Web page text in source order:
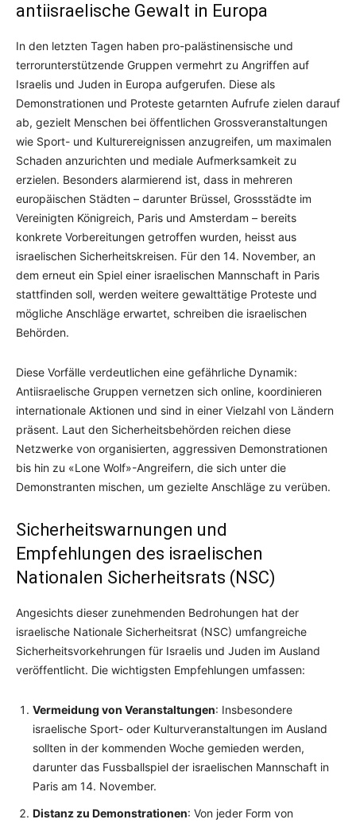
antiisraelische Gewalt in Europa
In den letzten Tagen haben pro-palästinensische und
terrorunterstützende Gruppen vermehrt zu Angriffen auf
Israelis und Juden in Europa aufgerufen. Diese als
Demonstrationen und Proteste getarnten Aufrufe zielen darauf
ab, gezielt Menschen bei öffentlichen Grossveranstaltungen
wie Sport- und Kulturereignissen anzugreifen, um maximalen
Schaden anzurichten und mediale Aufmerksamkeit zu
erzielen. Besonders alarmierend ist, dass in mehreren
europäischen Städten – darunter Brüssel, Grossstädte im
Vereinigten Königreich, Paris und Amsterdam – bereits
konkrete Vorbereitungen getroffen wurden, heisst aus
israelischen Sicherheitskreisen. Für den 14. November, an
dem erneut ein Spiel einer israelischen Mannschaft in Paris
stattfinden soll, werden weitere gewalttätige Proteste und
mögliche Anschläge erwartet, schreiben die israelischen
Behörden.
Diese Vorfälle verdeutlichen eine gefährliche Dynamik:
Antiisraelische Gruppen vernetzen sich online, koordinieren
internationale Aktionen und sind in einer Vielzahl von Ländern
präsent. Laut den Sicherheitsbehörden reichen diese
Netzwerke von organisierten, aggressiven Demonstrationen
bis hin zu «Lone Wolf»-Angreifern, die sich unter die
Demonstranten mischen, um gezielte Anschläge zu verüben.
Sicherheitswarnungen und
Empfehlungen des israelischen
Nationalen Sicherheitsrats (NSC)
Angesichts dieser zunehmenden Bedrohungen hat der
israelische Nationale Sicherheitsrat (NSC) umfangreiche
Sicherheitsvorkehrungen für Israelis und Juden im Ausland
veröffentlicht. Die wichtigsten Empfehlungen umfassen:
Vermeidung von Veranstaltungen: Insbesondere
israelische Sport- oder Kulturveranstaltungen im Ausland
sollten in der kommenden Woche gemieden werden,
darunter das Fussballspiel der israelischen Mannschaft in
Paris am 14. November.
Distanz zu Demonstrationen: Von jeder Form von